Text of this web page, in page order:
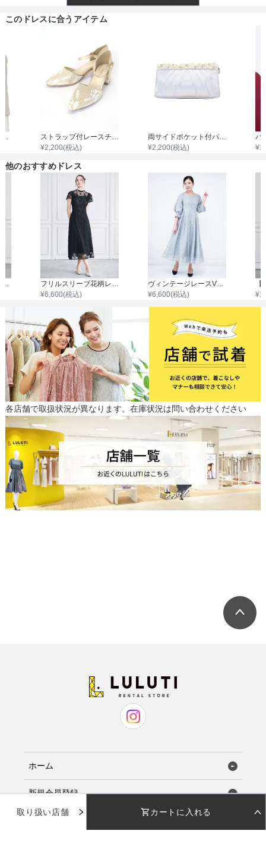
このドレスに合うアイテム
¥2,200(税込)
両サイドポケット付パールビジュタック入りサテンバッグ
¥2,200(税込) ¥
他のおすすめドレス
¥6,600(税込)
ヴィンテージレースVネックワンピース
¥6,600(税込) ¥
各店舗で取扱状況が異なります。在庫状況は問い合わせください
ホーム
新規会員登録
取り扱い店舗
カートに入れる
STEP 01
STEP 02